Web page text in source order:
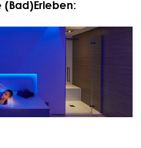
(Bad)Erleben: